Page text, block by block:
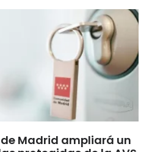
Madrid ampliará un